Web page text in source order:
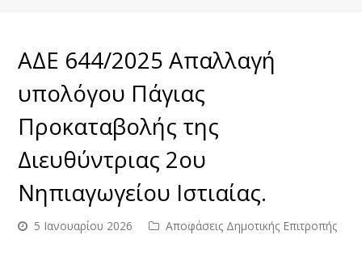
ΑΔΕ 644/2025 Απαλλαγή
υπολόγου Πάγιας
Προκαταβολής της
Διευθύντριας 2ου
Νηπιαγωγείου Ιστιαίας.
5 Ιανουαρίου 2026 Αποφάσεις Δημοτικής Επιτροπής